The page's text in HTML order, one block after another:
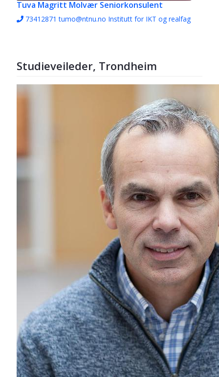
Tuva Magritt Molvær Seniorkonsulent
73412871 tumo@ntnu.no Institutt for IKT og realfag
Studieveileder, Trondheim